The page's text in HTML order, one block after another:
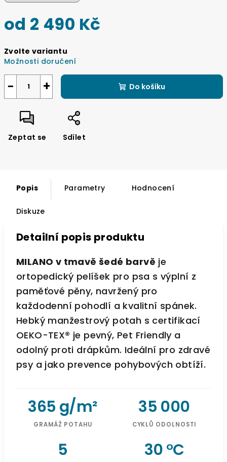
od 2 490 Kč
cena:
Zvolte variantu
Možnosti doručení
+
− Do košíku
Zeptat se Sdílet
Popis Parametry Hodnocení
Diskuze
Detailní popis produktu
MILANO v tmavě šedé barvě je
ortopedický pelíšek pro psa s výplní z
paměťové pěny, navržený pro
každodenní pohodlí a kvalitní spánek.
Hebký manžestrový potah s certifikací
OEKO-TEX® je pevný, Pet Friendly a
odolný proti drápkům. Ideální pro zdravé
psy a jako prevence pohybových obtíží.
365 g/m²
GRAMÁŽ POTAHU
35 000
CYKLŮ ODOLNOSTI
5 30 °C